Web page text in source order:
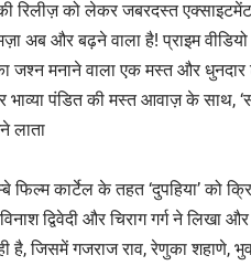
रिलीज़ को लेकर जबरदस्त
अब और बढ़ने वाला है! प्राइम
का जश्न मनाने वाला एक मस्त और
पंडित की मस्त आवाज़ के साथ,
लाता
कार्टेल के तहत ‘दुपहिया’ को
द्विवेदी और चिराग गर्ग ने लिखा
जिसमें गजराज राव, रेणुका शहाणे,